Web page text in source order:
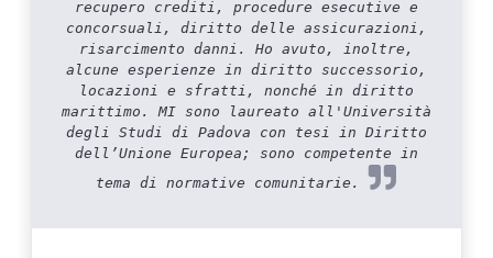
recupero crediti, procedure esecutive e
concorsuali, diritto delle assicurazioni,
risarcimento danni. Ho avuto, inoltre,
alcune esperienze in diritto successorio,
locazioni e sfratti, nonché in diritto
marittimo. MI sono laureato all'Università
degli Studi di Padova con tesi in Diritto
dell’Unione Europea; sono competente in
tema di normative comunitarie.